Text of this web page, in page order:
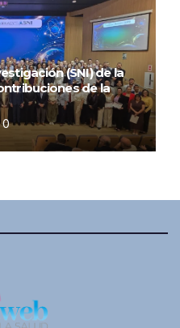
(SNI) de la
de la
0